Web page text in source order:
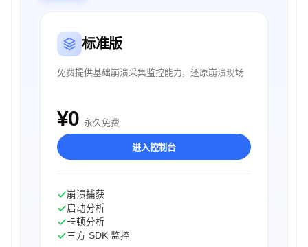
标准版
免费提供基础崩溃采集监控能力，还原崩溃现场
¥0 永久免费
进入控制台
崩溃捕获
启动分析
卡顿分析
三方 SDK 监控